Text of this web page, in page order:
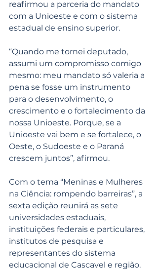
reafirmou a parceria do mandato
com a Unioeste e com o sistema
estadual de ensino superior.
“Quando me tornei deputado,
assumi um compromisso comigo
mesmo: meu mandato só valeria a
pena se fosse um instrumento
para o desenvolvimento, o
crescimento e o fortalecimento da
nossa Unioeste. Porque, se a
Unioeste vai bem e se fortalece, o
Oeste, o Sudoeste e o Paraná
crescem juntos”, afirmou.
Com o tema “Meninas e Mulheres
na Ciência: rompendo barreiras”, a
sexta edição reunirá as sete
universidades estaduais,
instituições federais e particulares,
institutos de pesquisa e
representantes do sistema
educacional de Cascavel e região.